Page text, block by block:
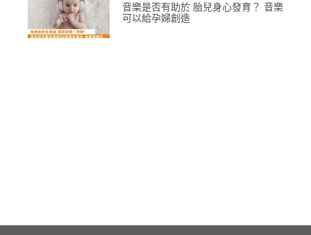
音樂是否有助於 胎兒身心發育？ 音樂
可以給孕婦創造